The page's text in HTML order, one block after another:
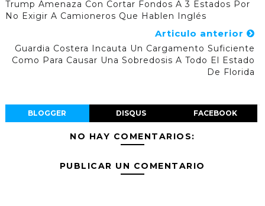
Trump Amenaza Con Cortar Fondos A 3 Estados Por
No Exigir A Camioneros Que Hablen Inglés
Articulo anterior
Guardia Costera Incauta Un Cargamento Suficiente
Como Para Causar Una Sobredosis A Todo El Estado
De Florida
BLOGGER DISQUS FACEBOOK
NO HAY COMENTARIOS:
PUBLICAR UN COMENTARIO